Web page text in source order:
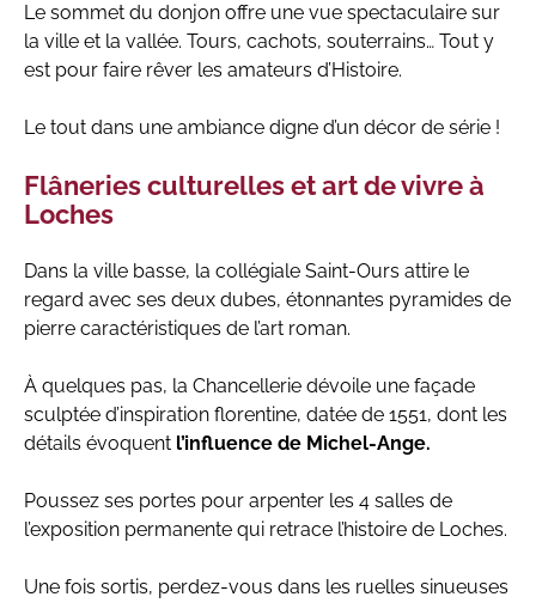
Le sommet du donjon offre une vue spectaculaire sur
la ville et la vallée. Tours, cachots, souterrains… Tout y
est pour faire rêver les amateurs d’Histoire.
Le tout dans une ambiance digne d’un décor de série !
Flâneries culturelles et art de vivre à
Loches
Dans la ville basse, la collégiale Saint-Ours attire le
regard avec ses deux dubes, étonnantes pyramides de
pierre caractéristiques de l’art roman.
À quelques pas, la Chancellerie dévoile une façade
sculptée d’inspiration florentine, datée de 1551, dont les
détails évoquent l’influence de Michel-Ange.
Poussez ses portes pour arpenter les 4 salles de
l’exposition permanente qui retrace l’histoire de Loches.
Une fois sortis, perdez-vous dans les ruelles sinueuses